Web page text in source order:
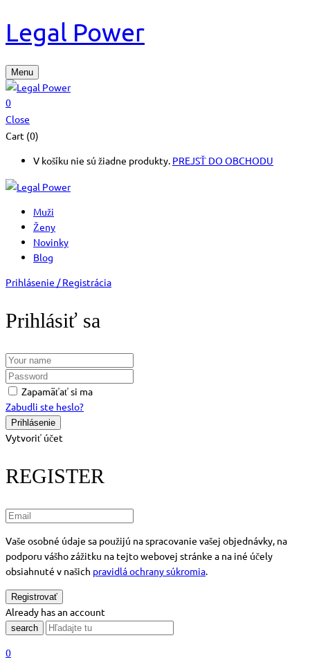
Legal Power
Menu
0
Close
Cart (0)
V košíku nie sú žiadne produkty. PREJSŤ DO OBCHODU
Muži
Ženy
Novinky
Blog
Prihlásenie / Registrácia
Prihlásiť sa
Zapamäťať si ma
Zabudli ste heslo?
Vytvoriť účet
REGISTER
Vaše osobné údaje sa použijú na spracovanie vašej objednávky, na
podporu vášho zážitku na tejto webovej stránke a na iné účely
obsiahnuté v našich pravidlá ochrany súkromia.
Already has an account
search
0